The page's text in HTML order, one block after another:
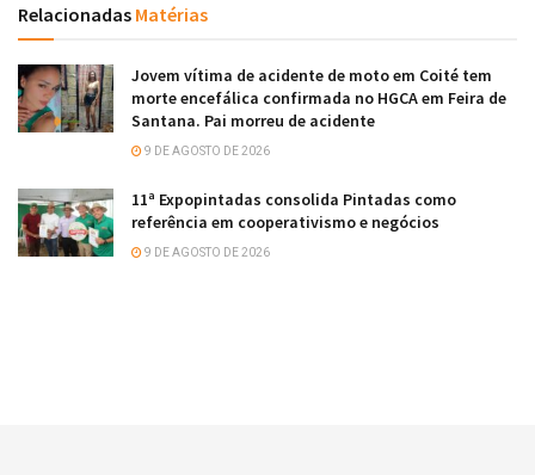
Relacionadas Matérias
Jovem vítima de acidente de moto em Coité tem
morte encefálica confirmada no HGCA em Feira de
Santana. Pai morreu de acidente
9 DE AGOSTO DE 2026
11ª Expopintadas consolida Pintadas como
referência em cooperativismo e negócios
9 DE AGOSTO DE 2026